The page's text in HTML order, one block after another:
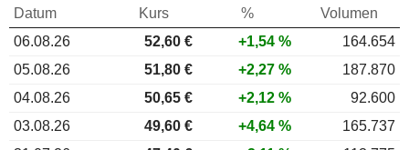
Datum Kurs %
Volumen
06.08.26
52,60 € +1,54 %
164.654
05.08.26
51,80 € +2,27 %
187.870
04.08.26
50,65 € +2,12 %
92.600
03.08.26
49,60 € +4,64 %
165.737